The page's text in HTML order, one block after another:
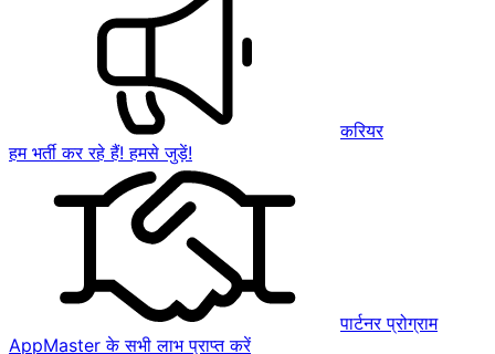
करियर
हम भर्ती कर रहे हैं! हमसे जुड़ें!
पार्टनर प्रोग्राम
AppMaster के सभी लाभ प्राप्त करें